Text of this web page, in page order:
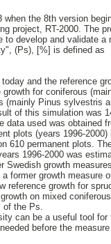
the 8th version
project, RT-2000. The
develop and validate a
(Ps), [%] is defined as
and the reference
for coniferous
(mainly Pinus sylvestris
of this simulation was
data used was obtained
plots (years 1996-2000)
610 permanent plots.
1996-2000 was
Swedish growth
former growth measure
reference growth for
on mixed
the Ps.
can be a useful tool
before the